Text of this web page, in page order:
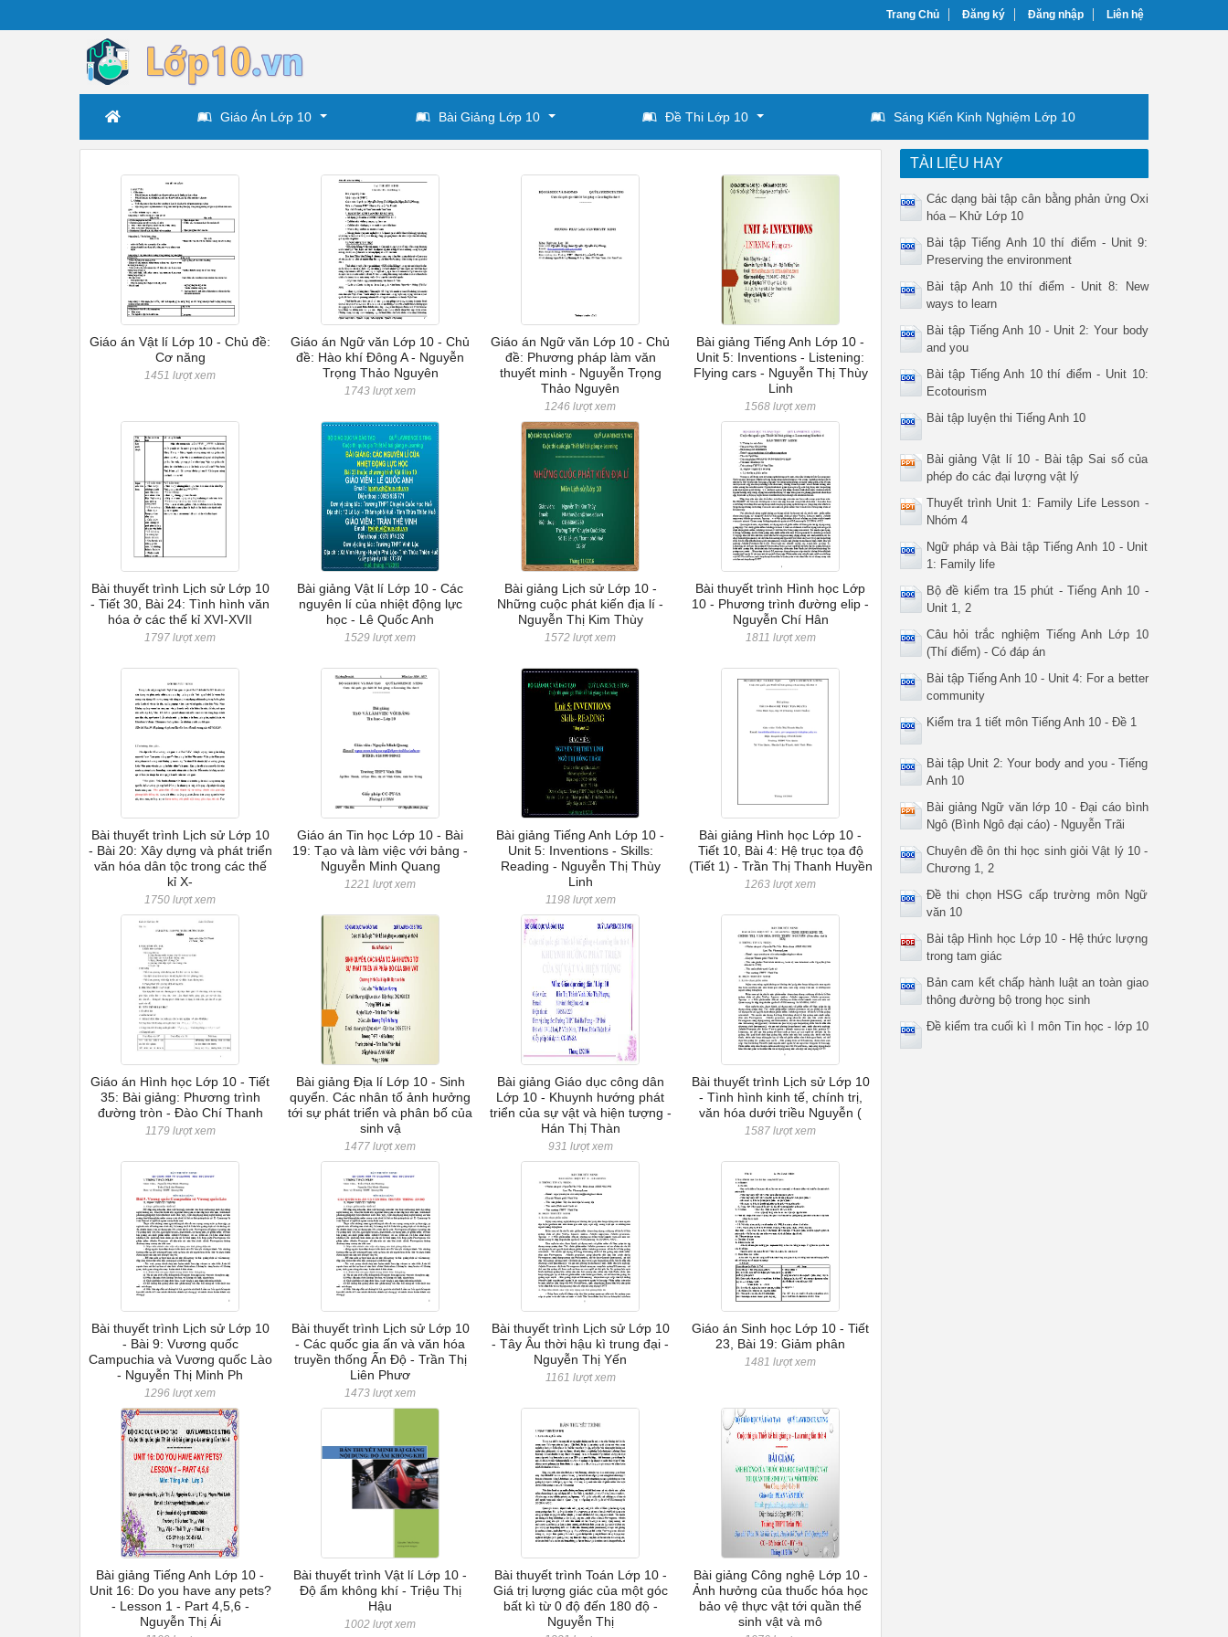
Trang Chủ Đăng ký Đăng nhập Liên hệ
Giáo Án Lớp 10 Bài Giảng Lớp 10 Đề Thi Lớp 10 Sáng Kiến Kinh Nghiệm Lớp 10
Giáo án Vật lí Lớp 10 - Chủ đề:
Cơ năng
1451 lượt xem
Giáo án Ngữ văn Lớp 10 - Chủ
đề: Hào khí Đông A - Nguyễn
Trọng Thảo Nguyên
1743 lượt xem
Giáo án Ngữ văn Lớp 10 - Chủ
đề: Phương pháp làm văn
thuyết minh - Nguyễn Trọng
Thảo Nguyên
1246 lượt xem
Bài giảng Tiếng Anh Lớp 10 -
Unit 5: Inventions - Listening:
Flying cars - Nguyễn Thị Thùy
Linh
1568 lượt xem
Bài thuyết trình Lịch sử Lớp 10
- Tiết 30, Bài 24: Tình hình văn
hóa ở các thế kỉ XVI-XVII
1797 lượt xem
Bài giảng Vật lí Lớp 10 - Các
nguyên lí của nhiệt động lực
học - Lê Quốc Anh
1529 lượt xem
Bài giảng Lịch sử Lớp 10 -
Những cuộc phát kiến địa lí -
Nguyễn Thị Kim Thùy
1572 lượt xem
Bài thuyết trình Hình học Lớp
10 - Phương trình đường elip -
Nguyễn Chí Hân
1811 lượt xem
Bài thuyết trình Lịch sử Lớp 10
- Bài 20: Xây dựng và phát triển
văn hóa dân tộc trong các thế
kỉ X-
1750 lượt xem
Giáo án Tin học Lớp 10 - Bài
19: Tạo và làm việc với bảng -
Nguyễn Minh Quang
1221 lượt xem
Bài giảng Tiếng Anh Lớp 10 -
Unit 5: Inventions - Skills:
Reading - Nguyễn Thị Thùy
Linh
1198 lượt xem
Bài giảng Hình học Lớp 10 -
Tiết 10, Bài 4: Hệ trục tọa độ
(Tiết 1) - Trần Thị Thanh Huyền
1263 lượt xem
Giáo án Hình học Lớp 10 - Tiết
35: Bài giảng: Phương trình
đường tròn - Đào Chí Thanh
1179 lượt xem
Bài giảng Địa lí Lớp 10 - Sinh
quyển. Các nhân tố ảnh hưởng
tới sự phát triển và phân bố của
sinh vậ
1477 lượt xem
Bài giảng Giáo dục công dân
Lớp 10 - Khuynh hướng phát
triển của sự vật và hiện tượng -
Hán Thị Thàn
931 lượt xem
Bài thuyết trình Lịch sử Lớp 10
- Tình hình kinh tế, chính trị,
văn hóa dưới triều Nguyễn (
1587 lượt xem
Bài thuyết trình Lịch sử Lớp 10
- Bài 9: Vương quốc
Campuchia và Vương quốc Lào
- Nguyễn Thị Minh Ph
1296 lượt xem
Bài thuyết trình Lịch sử Lớp 10
- Các quốc gia ấn và văn hóa
truyền thống Ấn Độ - Trần Thị
Liên Phươ
1473 lượt xem
Bài thuyết trình Lịch sử Lớp 10
- Tây Âu thời hậu kì trung đại -
Nguyễn Thị Yến
1161 lượt xem
Giáo án Sinh học Lớp 10 - Tiết
23, Bài 19: Giảm phân
1481 lượt xem
Bài giảng Tiếng Anh Lớp 10 -
Unit 16: Do you have any pets?
- Lesson 1 - Part 4,5,6 -
Nguyễn Thị Ái
Bài thuyết trình Vật lí Lớp 10 -
Độ ẩm không khí - Triệu Thị
Hậu
1002 lượt xem
Bài thuyết trình Toán Lớp 10 -
Giá trị lượng giác của một góc
bất kì từ 0 độ đến 180 độ -
Nguyễn Thị
Bài giảng Công nghệ Lớp 10 -
Ảnh hưởng của thuốc hóa học
bảo vệ thực vật tới quần thể
sinh vật và mô
TÀI LIỆU HAY
Các dạng bài tập cân bằng phản ửng Oxi
hóa – Khử Lớp 10
Bài tập Tiếng Anh 10 thí điểm - Unit 9:
Preserving the environment
Bài tập Anh 10 thí điểm - Unit 8: New
ways to learn
Bài tập Tiếng Anh 10 - Unit 2: Your body
and you
Bài tập Tiếng Anh 10 thí điểm - Unit 10:
Ecotourism
Bài tập luyện thi Tiếng Anh 10
Bài giảng Vật lí 10 - Bài tập Sai số của
phép đo các đại lượng vật lý
Thuyết trình Unit 1: Family Life Lesson -
Nhóm 4
Ngữ pháp và Bài tập Tiếng Anh 10 - Unit
1: Family life
Bộ đề kiểm tra 15 phút - Tiếng Anh 10 -
Unit 1, 2
Câu hỏi trắc nghiệm Tiếng Anh Lớp 10
(Thí điểm) - Có đáp án
Bài tập Tiếng Anh 10 - Unit 4: For a better
community
Kiểm tra 1 tiết môn Tiếng Anh 10 - Đề 1
Bài tập Unit 2: Your body and you - Tiếng
Anh 10
Bài giảng Ngữ văn lớp 10 - Đại cáo bình
Ngô (Bình Ngô đại cáo) - Nguyễn Trãi
Chuyên đề ôn thi học sinh giỏi Vật lý 10 -
Chương 1, 2
Đề thi chọn HSG cấp trường môn Ngữ
văn 10
Bài tập Hình học Lớp 10 - Hệ thức lượng
trong tam giác
Bản cam kết chấp hành luật an toàn giao
thông đường bộ trong học sinh
Đề kiểm tra cuối kì I môn Tin học - lớp 10